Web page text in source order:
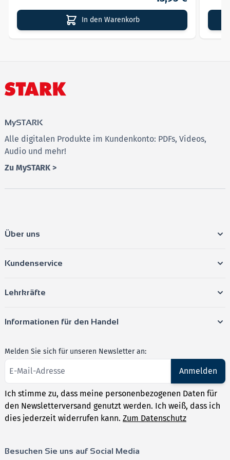
In den Warenkorb
MySTARK
Alle digitalen Produkte im Kundenkonto: PDFs, Videos,
Audio und mehr!
Zu MySTARK >
Über uns
Kundenservice
Lehrkräfte
Informationen für den Handel
Melden Sie sich für unseren Newsletter an:
Anmelden
Ich stimme zu, dass meine personenbezogenen Daten für
den Newsletterversand genutzt werden. Ich weiß, dass ich
dies jederzeit widerrufen kann. Zum Datenschutz
Besuchen Sie uns auf Social Media